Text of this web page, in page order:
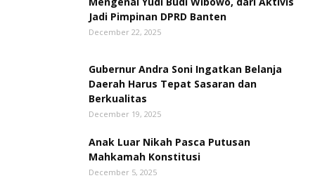
Jadi Pimpinan DPRD Banten
December 22, 2025
Gubernur Andra Soni Ingatkan Belanja
Daerah Harus Tepat Sasaran dan
Berkualitas
December 19, 2025
Anak Luar Nikah Pasca Putusan
Mahkamah Konstitusi
December 5, 2025